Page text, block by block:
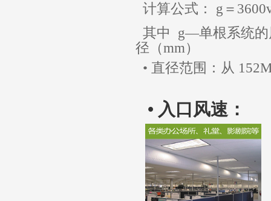
计算公式： g＝
其中 g—单根系统的
径（mm）
• 直径范围：从
• 入口风速：